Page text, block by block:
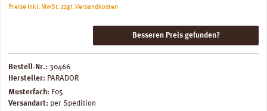
Preise inkl. MwSt. zzgl. Versandkosten
Besseren Preis gefunden?
Bestell-Nr.: 30466
Hersteller: PARADOR
Musterfach: F05
Versandart: per Spedition